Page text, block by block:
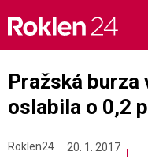
content
Pražská burza
oslabila o 0,2
Roklen24 20. 1. 2017